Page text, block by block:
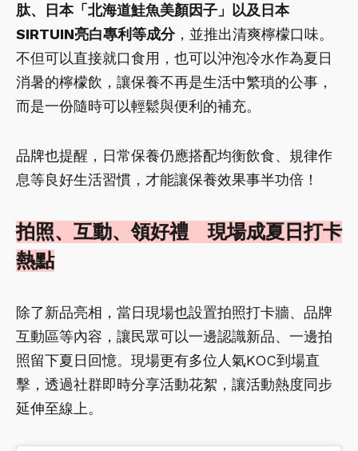
肽、日本「北海道鮭魚美顏因子」以及日本
SIRTUIN亮白專利等成分，並推出清爽檸檬口味。
不但可以直接就口食用，也可以沖泡冷水作為夏日
消暑的檸檬飲，讓保養不再是生活中繁瑣的公事，
而是一份隨時可以輕鬆與便利的補充。
品牌也提醒，日常保養仍應搭配均衡飲食、規律作
息等良好生活習慣，才能讓保養效果事半功倍！
拍照、互動、領好禮 現場成夏日打卡
熱點
除了新品亮相，當日現場也設置拍照打卡牆、品牌
互動區等內容，讓民眾可以一邊認識新品、一邊拍
照留下夏日回憶。現場更有多位人氣KOC到場直
擊，透過社群即時分享活動花絮，讓活動熱度同步
延伸至線上。